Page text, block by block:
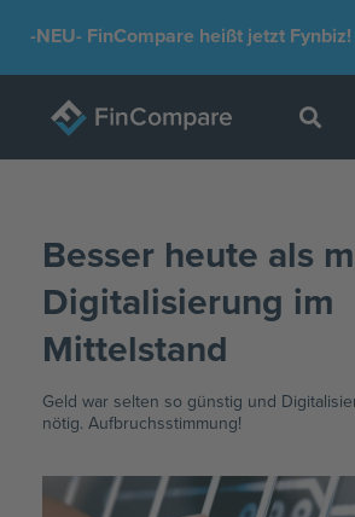
-NEU-FinCompare heißt jetzt Fynbiz!
Besser heute als
Digitalisierung im
Mittelstand
Geld war selten so günstig und
nötig. Aufbruchsstimmung!